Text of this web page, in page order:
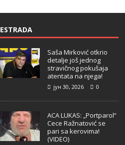
ESTRADA
Saša Mirković otkrio
detalje još jednog
stravičnog pokušaja
atentata na njega!
јун 30, 2026 0
ACA LUKAS: „Portparol“
Cece Ražnatović se
pari sa kerovima!
(VIDEO)